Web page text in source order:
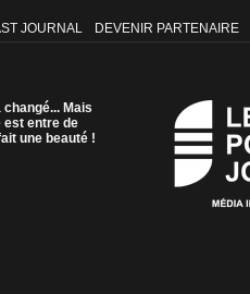
JOURNAL DEVENIR PARTENAIRE
Mais
est entre de
une beauté !